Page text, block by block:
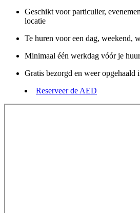
Geschikt voor particulier,
locatie
Te huren voor een dag, weekend,
Minimaal één werkdag vóór je
Gratis bezorgd en weer opgehaald
Reserveer de AED